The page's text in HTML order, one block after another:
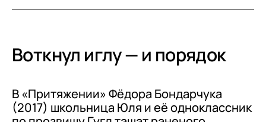
Воткнул иглу — и порядок
В «Притяжении» Фёдора Бондарчука
(2017) школьница Юля и её одноклассник